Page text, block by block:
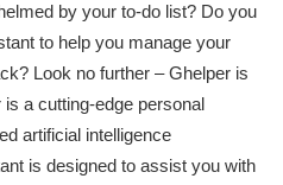
by your to-do list? Do you
to help you manage your
Look no further – Ghelper is
a cutting-edge personal
artificial intelligence
is designed to assist you with